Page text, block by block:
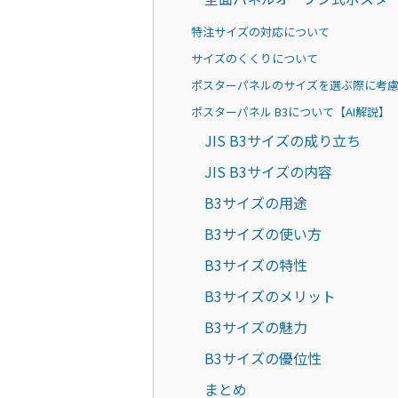
特注サイズの対応について
サイズのくくりについて
ポスターパネルのサイズを選ぶ際に考
ポスターパネル B3について【AI解説】
JIS B3サイズの成り立ち
JIS B3サイズの内容
B3サイズの用途
B3サイズの使い方
B3サイズの特性
B3サイズのメリット
B3サイズの魅力
B3サイズの優位性
まとめ